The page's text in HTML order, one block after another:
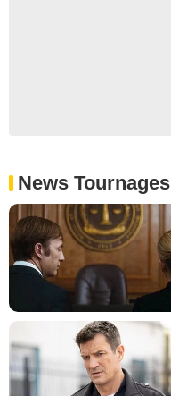
News Tournages